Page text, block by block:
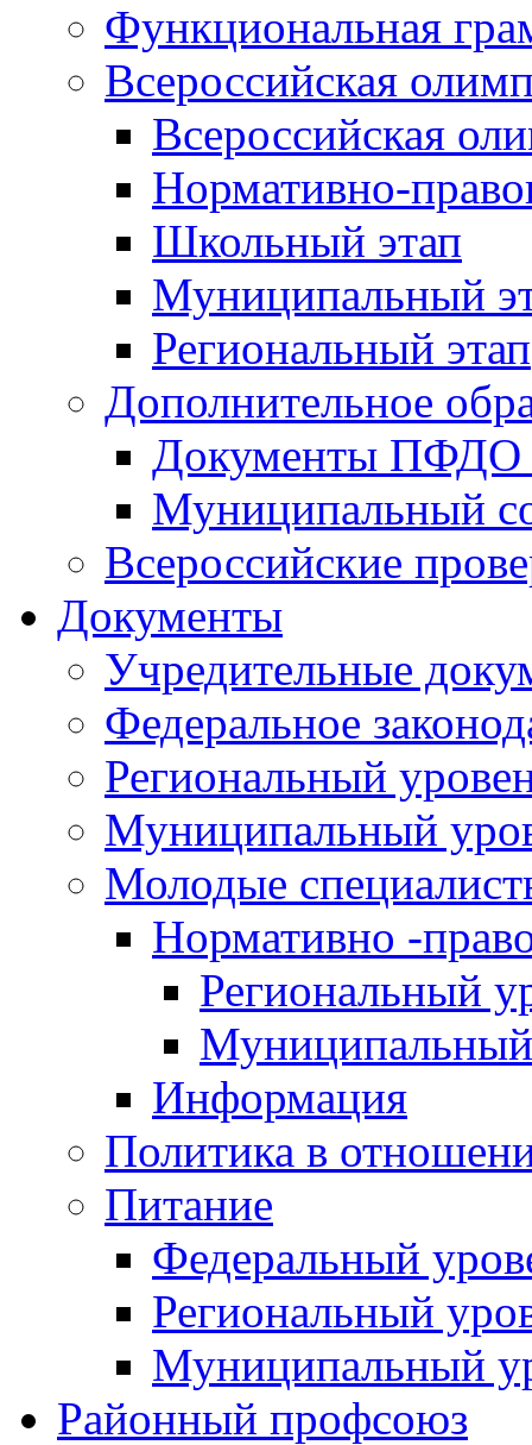
Функциональная
Всероссийская
Всероссийская
Нормативно-
Школьный этап
Муниципальный
Региональный этап
Дополнительное
Документы ПФДО
Муниципальный
Всероссийские
Документы
Учредительные
Федеральное
Региональный
Муниципальный
Молодые
Нормативно -
Региональный
Информация
Политика в
Питание
Федеральный
Региональный
Муниципальный
Районный профсоюз